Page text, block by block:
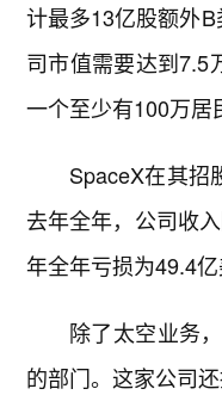
计最多13亿股额外
司市值需要达到7.5
一个至少有100万居
SpaceX在其招
去年全年，公司收
年全年亏损为49.4亿
除了太空业务
的部门。这家公司